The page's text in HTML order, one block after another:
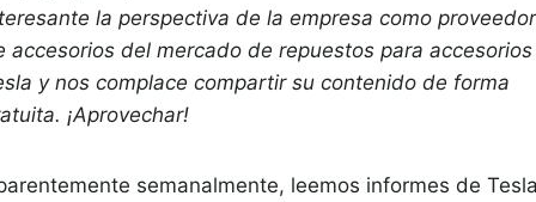
la perspectiva de la empresa como proveedor
accesorios del mercado de repuestos para accesorios
y nos complace compartir su contenido de forma
¡Aprovechar!
semanalmente, leemos informes de